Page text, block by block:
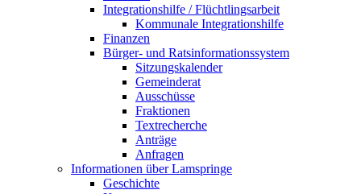
Integrationshilfe / Flüchtlingsarbeit
Kommunale Integrationshilfe
Finanzen
Bürger- und Ratsinformationssystem
Sitzungskalender
Gemeinderat
Ausschüsse
Fraktionen
Textrecherche
Anträge
Anfragen
Informationen über Lamspringe
Geschichte